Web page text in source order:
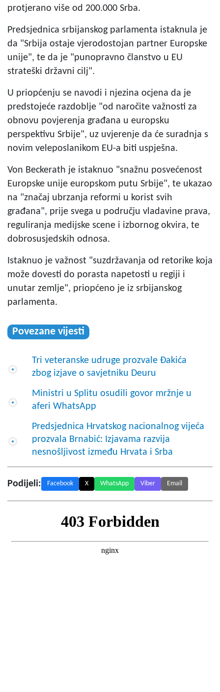
protjerano više od 200.000 Srba.
Predsjednica srbijanskog parlamenta istaknula je
da "Srbija ostaje vjerodostojan partner Europske
unije", te da je "punopravno članstvo u EU
strateški državni cilj".
U priopćenju se navodi i njezina ocjena da je
predstojeće razdoblje "od naročite važnosti za
obnovu povjerenja građana u europsku
perspektivu Srbije", uz uvjerenje da će suradnja s
novim veleposlanikom EU-a biti uspješna.
Von Beckerath je istaknuo "snažnu posvećenost
Europske unije europskom putu Srbije", te ukazao
na "značaj ubrzanja reformi u korist svih
građana", prije svega u području vladavine prava,
reguliranja medijske scene i izbornog okvira, te
dobrosusjedskih odnosa.
Istaknuo je važnost "suzdržavanja od retorike koja
može dovesti do porasta napetosti u regiji i
unutar zemlje", priopćeno je iz srbijanskog
parlamenta.
Povezane vijesti
Tri veteranske udruge prozvale Đakića
zbog izjave o savjetniku Deuru
Ministri u Splitu osudili govor mržnje u
aferi WhatsApp
Predsjednica Hrvatskog nacionalnog vijeća
prozvala Brnabić: Izjavama razvija
nesnošljivost između Hrvata i Srba
Podijeli: Facebook X WhatsApp Viber Email